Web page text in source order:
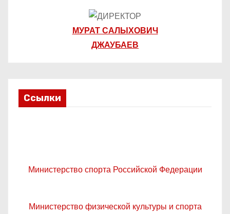
МУРАТ САЛЫХОВИЧ
ДЖАУБАЕВ
Ссылки
Министерство спорта Российской Федерации
Министерство физической культуры и спорта